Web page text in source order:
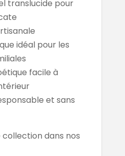
translucide pour
idéal pour les
facile à
et sans
dans nos